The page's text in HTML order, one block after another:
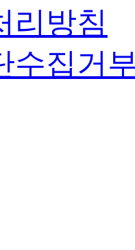
리방침
수집거